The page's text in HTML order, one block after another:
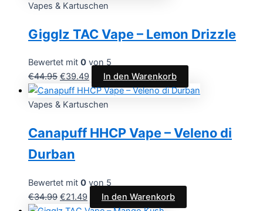
Vapes & Kartuschen
Gigglz TAC Vape – Lemon Drizzle
Bewertet mit 0 von 5
€44.95 €39.49 In den Warenkorb
Vapes & Kartuschen
Canapuff HHCP Vape – Veleno di
Durban
Bewertet mit 0 von 5
€34.99 €21.49 In den Warenkorb